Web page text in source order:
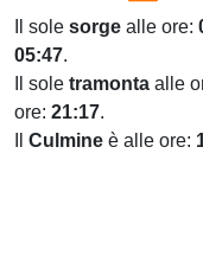
Il sole sorge alle ore:
05:47.
Il sole tramonta alle
ore: 21:17.
Culmine è alle ore: